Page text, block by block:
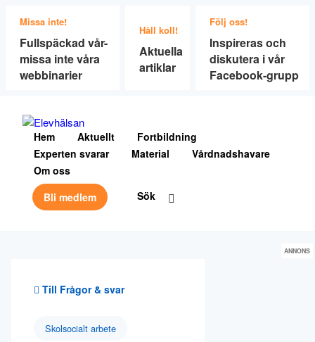
Missa inte!
Fullspäckad vår-
missa inte våra
webbinarier
Håll koll!
Aktuella
artiklar
Följ oss!
Inspireras och
diskutera i vår
Facebook-grupp
Hem Aktuellt
Fortbildning
Experten svarar
Material
Vårdnadshavare
Om oss
Bli medlem
Sök
Till Frågor & svar
Skolsocialt arbete
ANNONS